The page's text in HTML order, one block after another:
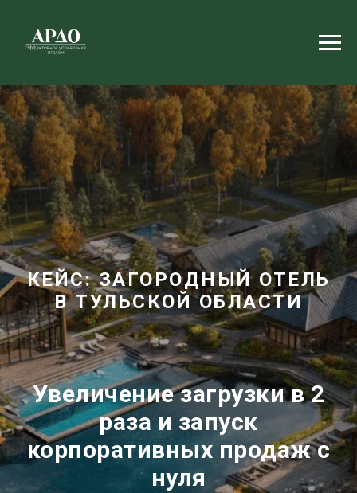
КЕЙС: ЗАГОРОДНЫЙ ОТЕЛЬ
В ТУЛЬСКОЙ ОБЛАСТИ
Увеличение загрузки в 2
раза и запуск
корпоративных продаж с
нуля